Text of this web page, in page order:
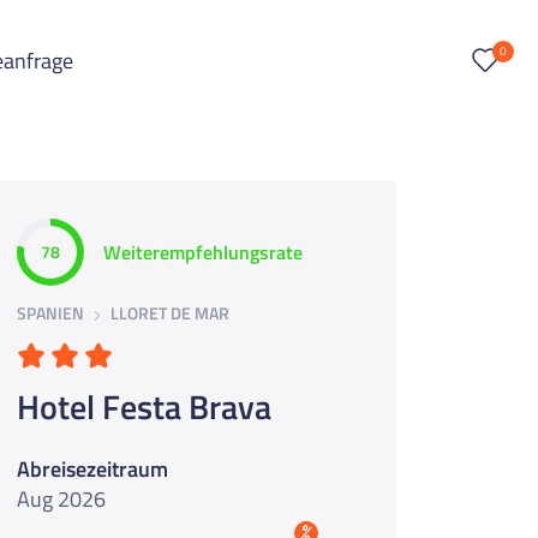
0
78 Weiterempfehlungsrate
SPANIEN LLORET DE MAR
Hotel Festa Brava
Abreisezeitraum
Aug 2026